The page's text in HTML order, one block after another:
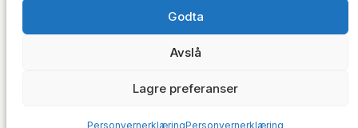
Godta
Avslå
Lagre preferanser
PersonvernerklæringPersonvernerklæring
trosunit AS · NO 930 190 268 MVA